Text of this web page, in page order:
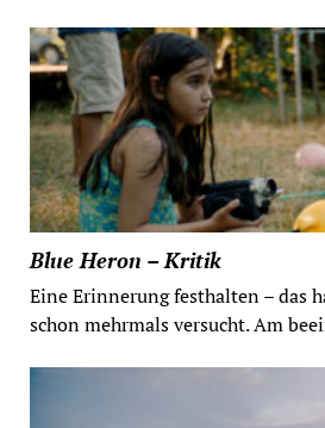
Blue Heron – Kritik
Eine Erinnerung festhalten – das
schon mehrmals versucht. Am